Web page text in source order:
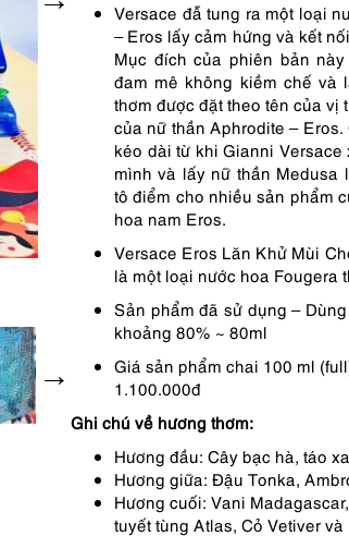
Versace đẫ tung ra một loại
– Eros lấy cảm hứng và kết
Mục đích của phiên bản
đam mê không kiềm chế và
thơm được đặt theo tên của vị
của nữ thần Aphrodite –
kéo dài từ khi Gianni
mình và lấy nữ thần Medusa
tô điểm cho nhiều sản phẩm
hoa nam Eros.
Versace Eros Lăn Khử Mùi
là một loại nước hoa Fougera
Sản phẩm đã sử dụng –
khoảng 80% ~ 80ml
Giá sản phẩm chai 100 ml
1.100.000đ
Ghi chú về hương thơm:
Hương đầu: Cây bạc hà, táo
Hương giữa: Đậu Tonka,
Hương cuối: Vani
tuyết tùng Atlas, Cỏ Vetiver và